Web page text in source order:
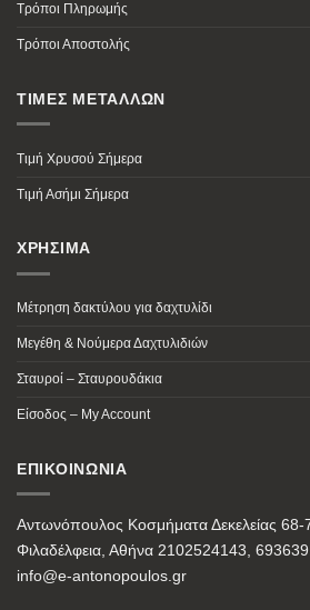
Τρόποι Πληρωμής
Τρόποι Αποστολής
ΤΙΜΕΣ ΜΕΤΑΛΛΩΝ
Τιμή Χρυσού Σήμερα
Τιμή Ασήμι Σήμερα
ΧΡΗΣΙΜΑ
Μέτρηση δακτύλου για δαχτυλίδι
Μεγέθη & Νούμερα Δαχτυλιδιών
Σταυροί – Σταυρουδάκια
Είσοδος – My Account
ΕΠΙΚΟΙΝΩΝΙΑ
Αντωνόπουλος Κοσμήματα Δεκελείας
Φιλαδέλφεια, Αθήνα 2102524143,
info@e-antonopoulos.gr